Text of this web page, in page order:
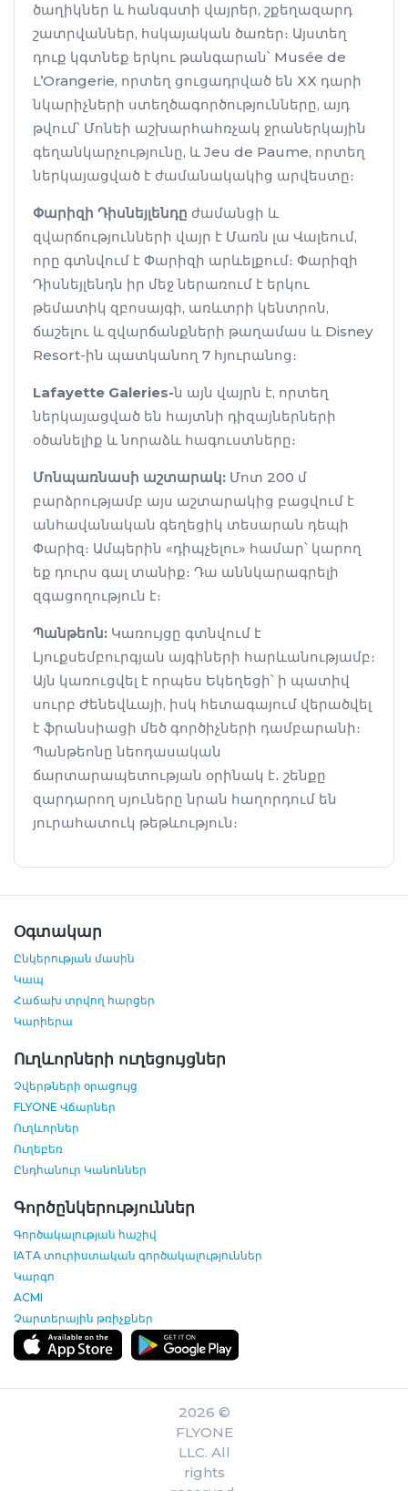
ծաղիկներ և հանգստի վայրեր, շքեղազարդ
շատրվաններ, հսկայական ծառեր։ Այստեղ
դուք կգտնեք երկու թանգարան՝ Musée de
L’Orangerie, որտեղ ցուցադրված են XX դարի
նկարիչների ստեղծագործությունները, այդ
թվում՝ Մոնեի աշխարհահռչակ ջրաներկային
գեղանկարչությունը, և Jeu de Paume, որտեղ
ներկայացված է ժամանակակից արվեստը։
Փարիզի Դիսնեյլենդը ժամանցի և
զվարճությունների վայր է Մառն լա Վալեում,
որը գտնվում է Փարիզի արևելքում։ Փարիզի
Դիսնեյլենդն իր մեջ ներառում է երկու
թեմատիկ զբոսայգի, առևտրի կենտրոն,
ճաշելու և զվարճանքների թաղամաս և Disney
Resort-ին պատկանող 7 հյուրանոց։
Lafayette Galeries-ն այն վայրն է, որտեղ
ներկայացված են հայտնի դիզայներների
օծանելիք և նորաձև հագուստները։
Մոնպառնասի աշտարակ: Մոտ 200 մ
բարձրությամբ այս աշտարակից բացվում է
անհավանական գեղեցիկ տեսարան դեպի
Փարիզ։ Ամպերին «դիպչելու» համար՝ կարող
եք դուրս գալ տանիք։ Դա աննկարագրելի
զգացողություն է։
Պանթեոն: Կառույցը գտնվում է
Լյուքսեմբուրգյան այգիների հարևանությամբ։
Այն կառուցվել է որպես Եկեղեցի՝ ի պատիվ
սուրբ Ժենեվևայի, իսկ հետագայում վերածվել
է ֆրանսիացի մեծ գործիչների դամբարանի։
Պանթեոնը նեոդասական
ճարտարապետության օրինակ է․ շենքը
զարդարող սյուները նրան հաղորդում են
յուրահատուկ թեթևություն։
Օգտակար
Ընկերության մասին
Կապ
Հաճախ տրվող հարցեր
Կարիերա
Ուղևորների ուղեցույցներ
Չվերթների օրացույց
FLYONE Վճարներ
Ուղևորներ
Ուղեբեռ
Ընդհանուր Կանոններ
Գործընկերություններ
Գործակալության հաշիվ
IATA տուրիստական գործակալություններ
Կարգո
ACMI
Չարտերային թռիչքներ
2026 ©
FLYONE
LLC. All
rights